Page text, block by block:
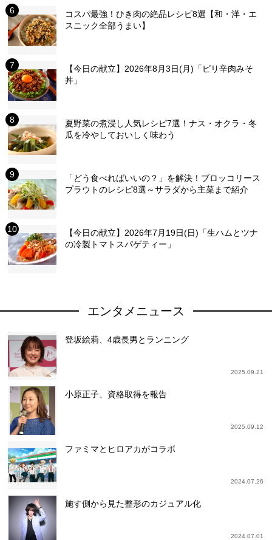
コスパ最強！ひき肉の絶品レシピ8選【和・洋・エ
スニック全部うまい】
【今日の献立】2026年8月3日(月)「ピリ辛肉みそ
丼」
夏野菜の煮浸し人気レシピ7選！ナス・オクラ・冬
瓜を冷やしておいしく味わう
「どう食べればいいの？」を解決！ブロッコリース
プラウトのレシピ8選～サラダから主菜まで紹介
【今日の献立】2026年7月19日(日)「生ハムとツナ
の冷製トマトスパゲティー」
エンタメニュース
登坂絵莉、4歳長男とランニング
2025.09.21
小原正子、資格取得を報告
2025.09.12
ファミマとヒロアカがコラボ
2024.07.26
施す側から見た整形のカジュアル化
2024.07.01